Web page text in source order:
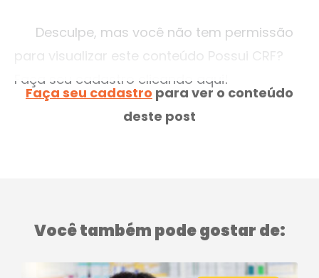
Desculpe, mas você não tem permissão
para visualizar este conteúdo Possui CRF?
Faça seu cadastro clicando aqui!
Faça seu cadastro para ver o conteúdo
deste post
Você também pode gostar de: